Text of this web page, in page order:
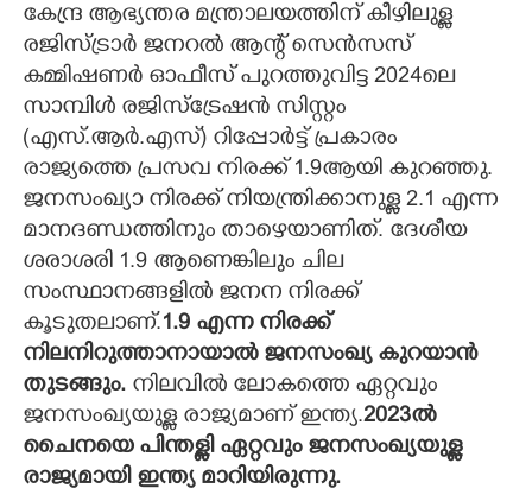
കേന്ദ്ര ആഭ്യന്തര മന്ത്രാലയത്തിന് കീഴിലുള്ള
രജിസ്ട്രാർ ജനറൽ ആന്റ് സെൻസസ്
കമ്മിഷണർ ഓഫീസ് പുറത്തുവിട്ട 2024ലെ
സാമ്പിൾ രജിസ്ട്രേഷൻ സിസ്റ്റം
(എസ്.ആർ.എസ്) റിപ്പോർട്ട് പ്രകാരം
രാജ്യത്തെ പ്രസവ നിരക്ക് 1.9ആയി കുറഞ്ഞു.
ജനസംഖ്യാ നിരക്ക് നിയന്ത്രിക്കാനുള്ള 2.1 എന്ന
മാനദണ്ഡത്തിനും താഴെയാണിത്. ദേശീയ
ശരാശരി 1.9 ആണെങ്കിലും ചില
സംസ്ഥാനങ്ങളിൽ ജനന നിരക്ക്
കൂടുതലാണ്.1.9 എന്ന നിരക്ക്
നിലനിറുത്താനായാൽ ജനസംഖ്യ കുറയാൻ
തുടങ്ങും. നിലവിൽ ലോകത്തെ ഏറ്റവും
ജനസംഖ്യയുള്ള രാജ്യമാണ് ഇന്ത്യ.2023ൽ
ചൈനയെ പിന്തള്ളി ഏറ്റവും ജനസംഖ്യയുള്ള
രാജ്യമായി ഇന്ത്യ മാറിയിരുന്നു.